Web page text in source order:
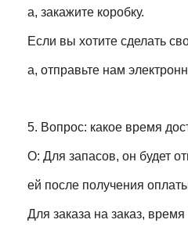
а, закажите коробку.
Если вы хотите сделать
а, отправьте нам
5. Вопрос: какое время
О: Для запасов, он будет
ей после получения
Для заказа на заказ,